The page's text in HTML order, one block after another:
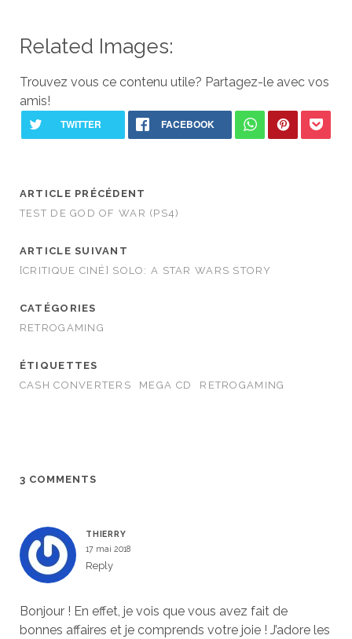
Related Images:
Trouvez vous ce contenu utile? Partagez-le avec vos
amis!
ARTICLE PRÉCÉDENT
TEST DE GOD OF WAR (PS4)
ARTICLE SUIVANT
[CRITIQUE CINÉ] SOLO: A STAR WARS STORY
CATÉGORIES
RETROGAMING
ÉTIQUETTES
CASH CONVERTERS
MEGA CD RETROGAMING
3 COMMENTS
THIERRY
17 mai 2018
Reply
Bonjour ! En effet, je vois que vous avez fait de
bonnes affaires et je comprends votre joie ! J’adore les